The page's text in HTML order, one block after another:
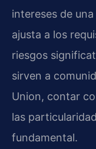
intereses de
ajusta a los
riesgos
sirven a
Union, contar
las
fundamental.